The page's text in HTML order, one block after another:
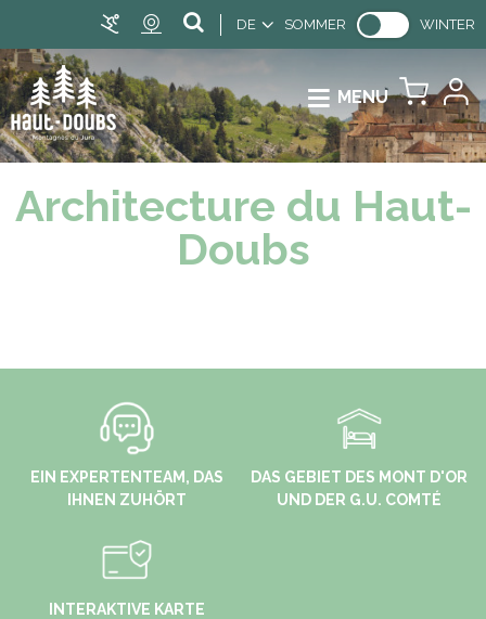
DE SOMMER WINTER
MENU
Architecture du Haut-
Doubs
EIN EXPERTENTEAM, DAS
IHNEN ZUHÖRT
DAS GEBIET DES MONT D'OR
UND DER G.U. COMTÉ
INTERAKTIVE KARTE